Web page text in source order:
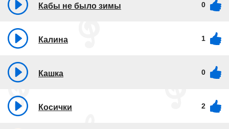
Кабы не было зимы 0
Калина 1
Кашка 0
Косички 2